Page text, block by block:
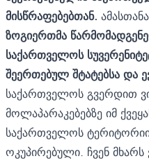
მისწრაფებებთან.
ზოგიერთმა
საქართველოს
შეერთებულ შტატებსა და
საქართველოს გვერდით
მოლაპარაკებებზე იმ
საქართველოს
ოკუპირებული. ჩვენ